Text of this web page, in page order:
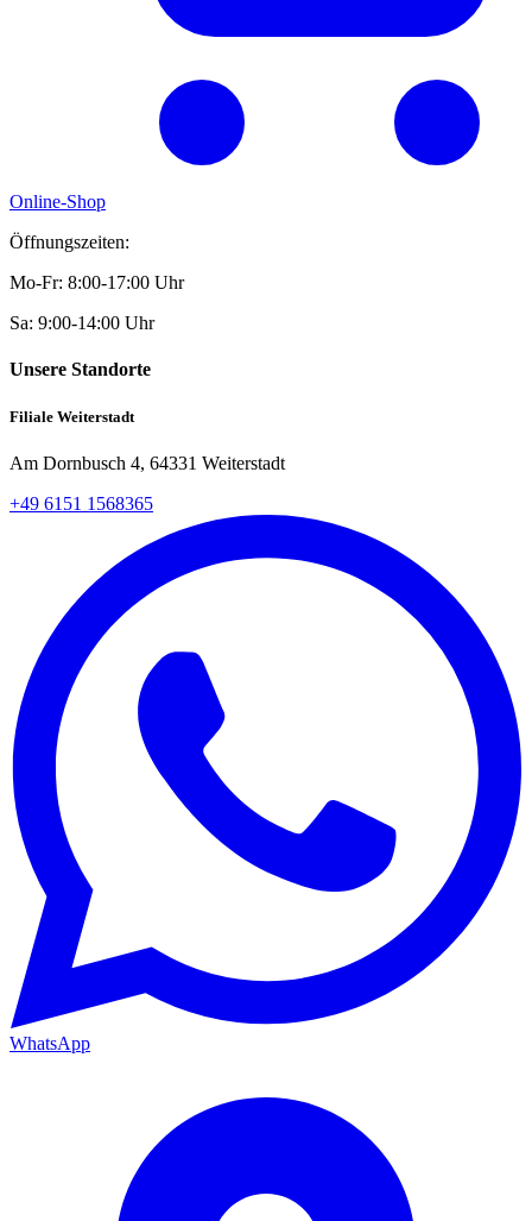
Online-Shop
Öffnungszeiten:
Mo-Fr: 8:00-17:00 Uhr
Sa: 9:00-14:00 Uhr
Unsere Standorte
Filiale Weiterstadt
Am Dornbusch 4, 64331 Weiterstadt
+49 6151 1568365
WhatsApp